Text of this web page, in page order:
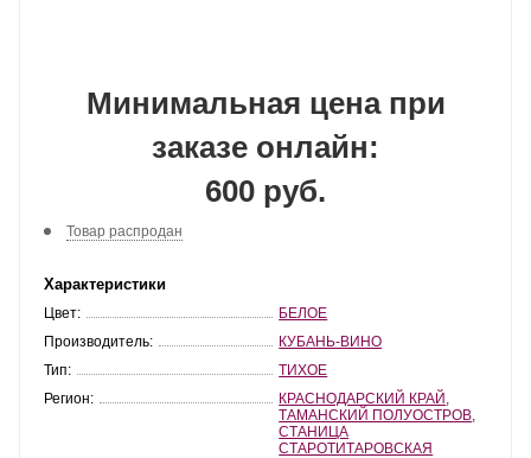
Минимальная цена при
заказе онлайн:
600 руб.
Товар распродан
Характеристики
Цвет:
БЕЛОЕ
Производитель:
КУБАНЬ-ВИНО
Тип:
ТИХОЕ
Регион:
КРАСНОДАРСКИЙ КРАЙ
ТАМАНСКИЙ ПОЛУОСТРОВ
СТАНИЦА
СТАРОТИТАРОВСКАЯ